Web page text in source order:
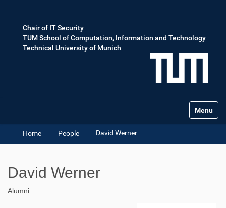
Chair of IT Security
TUM School of Computation, Information and Technology
Technical University of Munich
Toggle
Home People David Werner
David Werner
Alumni